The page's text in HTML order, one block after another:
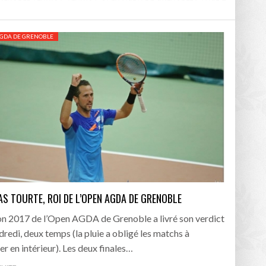
- 24/07/2026
a tenu toutes ses promesses - 04/07/2026
PSG – ASTON VILLA :
AVANT LE 12 AOÛT
QUI SONT LES CLUBS DE DISTRICT EXEMPTS
DU 1ER TOUR DE LA COUPE DE FRANCE EN
LAURA FOOT
DE GRENOBLE
TOURTE, ROI DE L’OPEN AGDA DE GRENOBLE
2017 de l’Open AGDA de Grenoble a livré son verdict
deux temps (la pluie a obligé les matchs à
en intérieur). Les deux finales…